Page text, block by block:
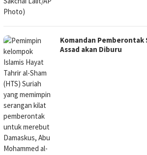
Komandan Pemberontak
Assad akan Diburu